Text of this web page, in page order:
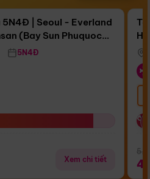
5N4Đ | Seoul - Everland
(Bay Sun Phuquoc
5N4Đ
Xem chi tiết